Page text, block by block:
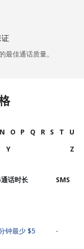
最佳通话质量。
N O P Q R S T
U
Y Z
话时长 SMS
钟最少 ⁦$5⁩ -